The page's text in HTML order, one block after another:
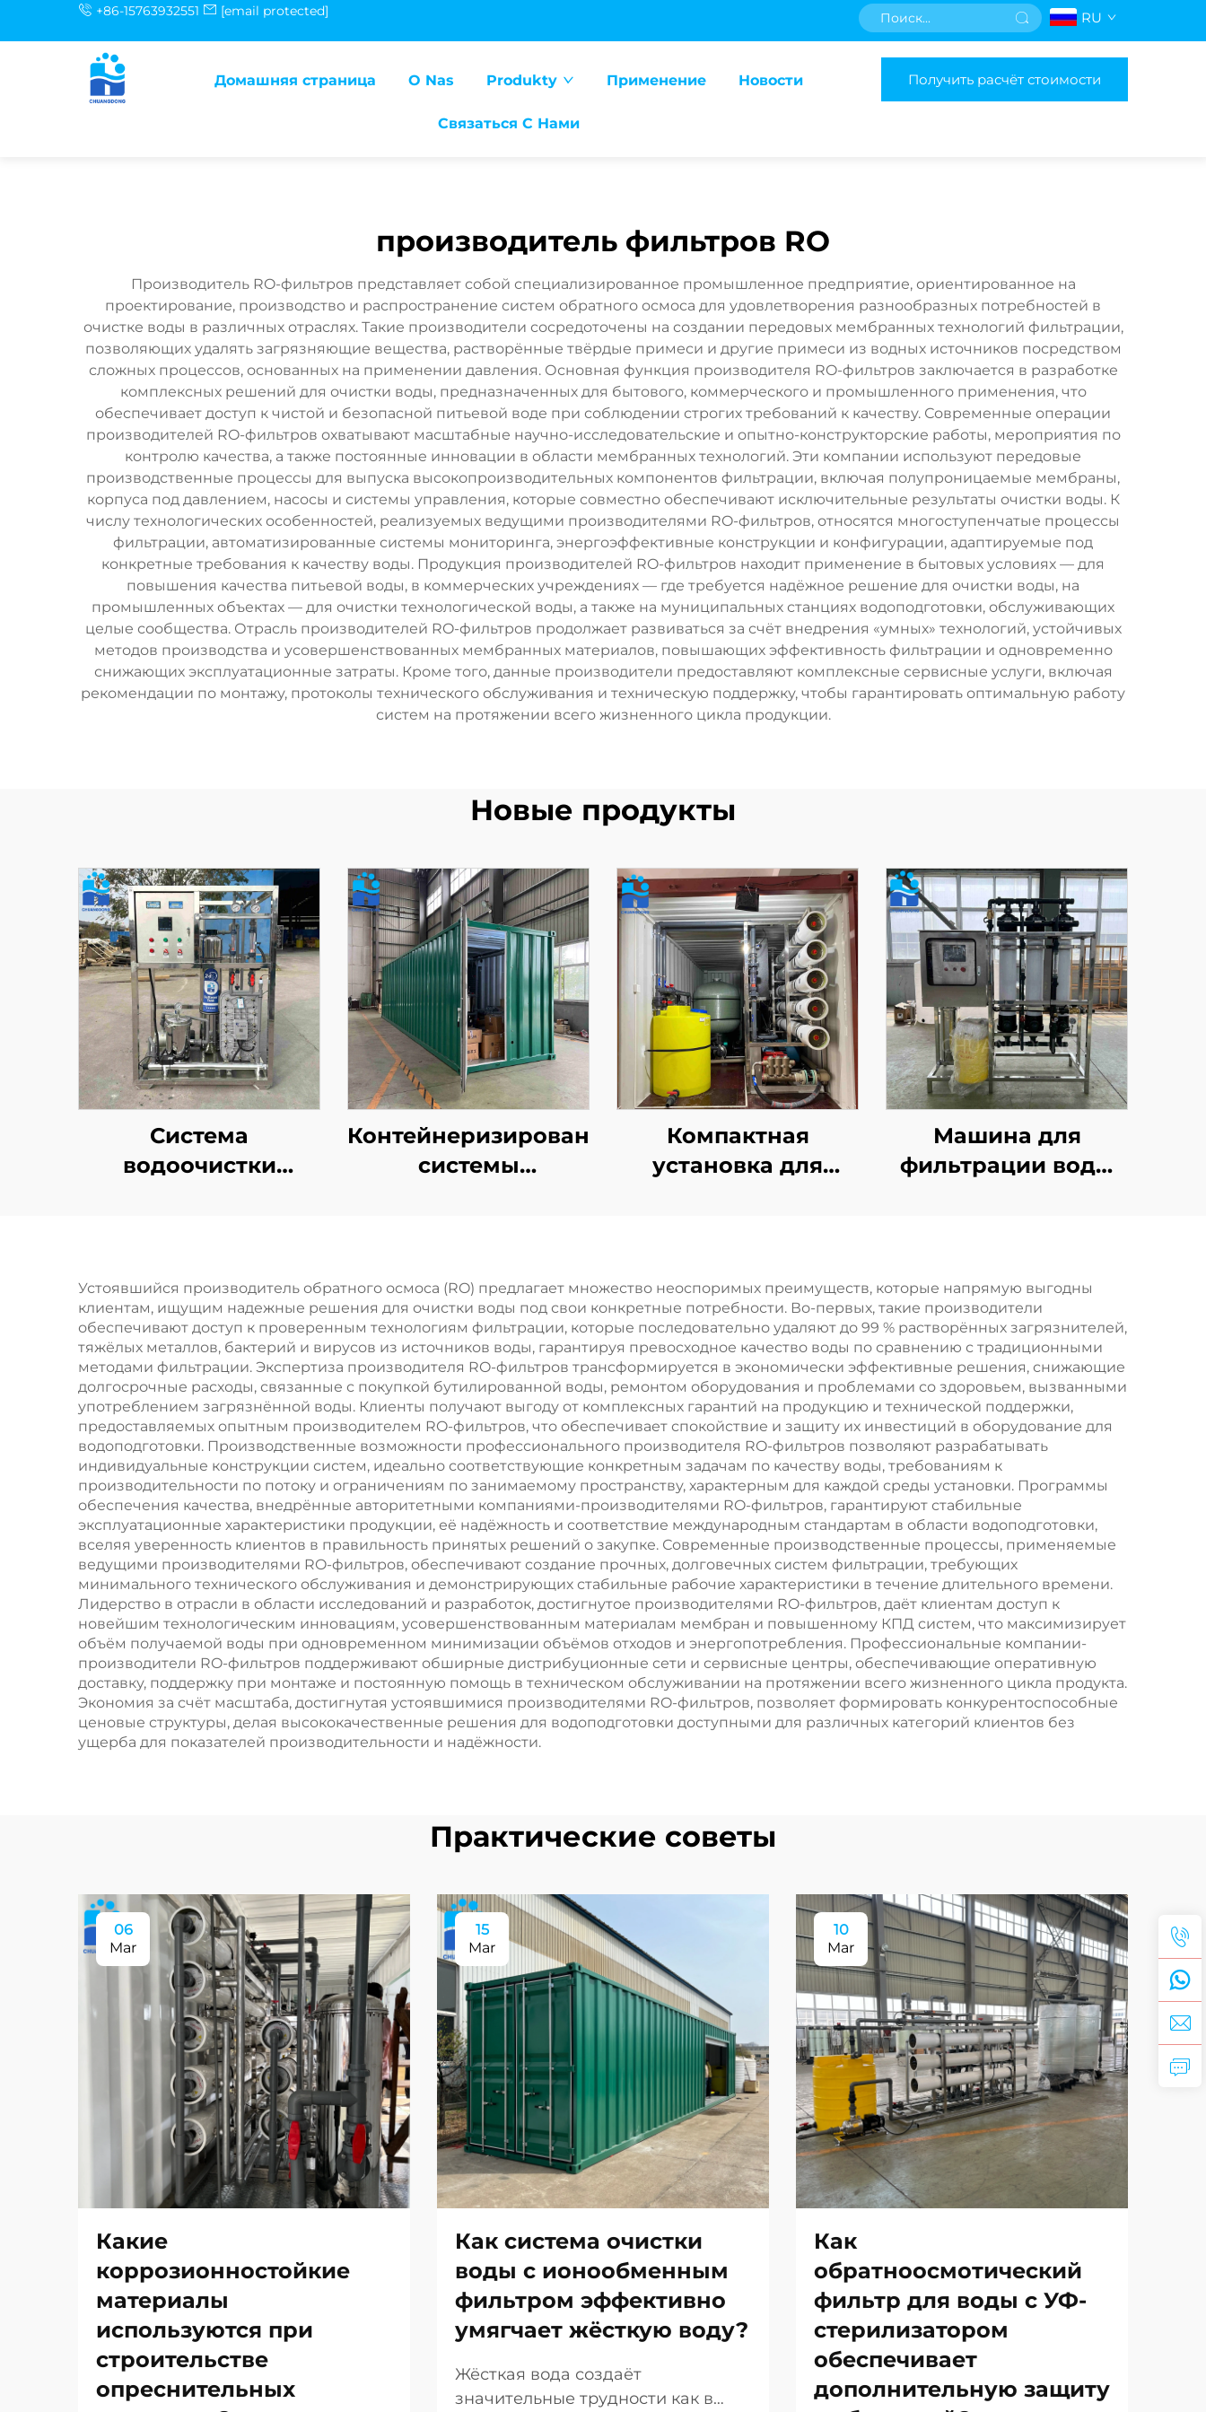
+86-15763932551 [email protected] RU
Домашняя страница O Nas Produkty Применение Новости
Связаться С Нами
Получить расчёт стоимости
производитель фильтров RO
Производитель RO-фильтров представляет собой специализированное промышленное предприятие, ориентированное на
проектирование, производство и распространение систем обратного осмоса для удовлетворения разнообразных потребностей в
очистке воды в различных отраслях. Такие производители сосредоточены на создании передовых мембранных технологий фильтрации,
позволяющих удалять загрязняющие вещества, растворённые твёрдые примеси и другие примеси из водных источников посредством
сложных процессов, основанных на применении давления. Основная функция производителя RO-фильтров заключается в разработке
комплексных решений для очистки воды, предназначенных для бытового, коммерческого и промышленного применения, что
обеспечивает доступ к чистой и безопасной питьевой воде при соблюдении строгих требований к качеству. Современные операции
производителей RO-фильтров охватывают масштабные научно-исследовательские и опытно-конструкторские работы, мероприятия по
контролю качества, а также постоянные инновации в области мембранных технологий. Эти компании используют передовые
производственные процессы для выпуска высокопроизводительных компонентов фильтрации, включая полупроницаемые мембраны,
корпуса под давлением, насосы и системы управления, которые совместно обеспечивают исключительные результаты очистки воды. К
числу технологических особенностей, реализуемых ведущими производителями RO-фильтров, относятся многоступенчатые процессы
фильтрации, автоматизированные системы мониторинга, энергоэффективные конструкции и конфигурации, адаптируемые под
конкретные требования к качеству воды. Продукция производителей RO-фильтров находит применение в бытовых условиях — для
повышения качества питьевой воды, в коммерческих учреждениях — где требуется надёжное решение для очистки воды, на
промышленных объектах — для очистки технологической воды, а также на муниципальных станциях водоподготовки, обслуживающих
целые сообщества. Отрасль производителей RO-фильтров продолжает развиваться за счёт внедрения «умных» технологий, устойчивых
методов производства и усовершенствованных мембранных материалов, повышающих эффективность фильтрации и одновременно
снижающих эксплуатационные затраты. Кроме того, данные производители предоставляют комплексные сервисные услуги, включая
рекомендации по монтажу, протоколы технического обслуживания и техническую поддержку, чтобы гарантировать оптимальную работу
систем на протяжении всего жизненного цикла продукции.
Новые продукты
Система
водоочистки
автоматическая
промышленная
система очистки
методом
электродеионизации
Контейнеризированные
системы
CE/ISO |
Промышленная
система обратного
осмоса
производительностью
50–500 м³/сут
Компактная
установка для
(RO), оборудование
для опреснения,
установка для
очистки грунтовых
вод из скважин
методом обратного
осмоса
Машина для
фильтрации воды
осмоса (RO),
двухступенчатая
система, 20 т/л, в
продаже
Устоявшийся производитель обратного осмоса (RO) предлагает множество неоспоримых преимуществ, которые напрямую выгодны
клиентам, ищущим надежные решения для очистки воды под свои конкретные потребности. Во-первых, такие производители
обеспечивают доступ к проверенным технологиям фильтрации, которые последовательно удаляют до 99 % растворённых загрязнителей,
тяжёлых металлов, бактерий и вирусов из источников воды, гарантируя превосходное качество воды по сравнению с традиционными
методами фильтрации. Экспертиза производителя RO-фильтров трансформируется в экономически эффективные решения, снижающие
долгосрочные расходы, связанные с покупкой бутилированной воды, ремонтом оборудования и проблемами со здоровьем, вызванными
употреблением загрязнённой воды. Клиенты получают выгоду от комплексных гарантий на продукцию и технической поддержки,
предоставляемых опытным производителем RO-фильтров, что обеспечивает спокойствие и защиту их инвестиций в оборудование для
водоподготовки. Производственные возможности профессионального производителя RO-фильтров позволяют разрабатывать
индивидуальные конструкции систем, идеально соответствующие конкретным задачам по качеству воды, требованиям к
производительности по потоку и ограничениям по занимаемому пространству, характерным для каждой среды установки. Программы
обеспечения качества, внедрённые авторитетными компаниями-производителями RO-фильтров, гарантируют стабильные
эксплуатационные характеристики продукции, её надёжность и соответствие международным стандартам в области водоподготовки,
вселяя уверенность клиентов в правильность принятых решений о закупке. Современные производственные процессы, применяемые
ведущими производителями RO-фильтров, обеспечивают создание прочных, долговечных систем фильтрации, требующих
минимального технического обслуживания и демонстрирующих стабильные рабочие характеристики в течение длительного времени.
Лидерство в отрасли в области исследований и разработок, достигнутое производителями RO-фильтров, даёт клиентам доступ к
новейшим технологическим инновациям, усовершенствованным материалам мембран и повышенному КПД систем, что максимизирует
объём получаемой воды при одновременном минимизации объёмов отходов и энергопотребления. Профессиональные компании-
производители RO-фильтров поддерживают обширные дистрибуционные сети и сервисные центры, обеспечивающие оперативную
доставку, поддержку при монтаже и постоянную помощь в техническом обслуживании на протяжении всего жизненного цикла продукта.
Экономия за счёт масштаба, достигнутая устоявшимися производителями RO-фильтров, позволяет формировать конкурентоспособные
ценовые структуры, делая высококачественные решения для водоподготовки доступными для различных категорий клиентов без
ущерба для показателей производительности и надёжности.
Практические советы
06
Mar
Какие
коррозионностойкие
материалы
используются при
строительстве
опреснительных
15
Mar
Как система очистки
воды с ионообменным
фильтром эффективно
умягчает жёсткую воду?
Жёсткая вода создаёт
значительные трудности как в
10
Mar
Как
обратноосмотический
фильтр для воды с УФ-
стерилизатором
обеспечивает
дополнительную защиту